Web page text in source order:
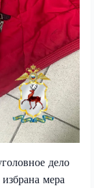
дело
мера